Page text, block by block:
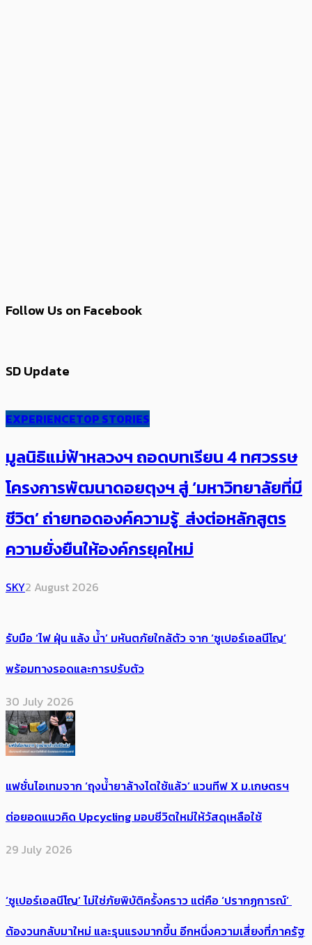
Follow Us on Facebook
SD Update
EXPERIENCETOP STORIES
มูลนิธิแม่ฟ้าหลวงฯ ถอดบทเรียน 4 ทศวรรษ
โครงการพัฒนาดอยตุงฯ สู่ ‘มหาวิทยาลัยที่มี
ชีวิต’ ถ่ายทอดองค์ความรู้ ส่งต่อหลักสูตร
ความยั่งยืนให้องค์กรยุคใหม่
SKY2 August 2026
รับมือ ‘ไฟ ฝุ่น แล้ง น้ำ’ มหันตภัยใกล้ตัว จาก ‘ซูเปอร์เอลนีโญ’
พร้อมทางรอดและการปรับตัว
30 July 2026
แฟชั่นไอเทมจาก ‘ถุงน้ำยาล้างไตใช้แล้ว’ แวนทีฟ X ม.เกษตรฯ
ต่อยอดแนวคิด Upcycling มอบชีวิตใหม่ให้วัสดุเหลือใช้
29 July 2026
‘ซูเปอร์เอลนีโญ’ ไม่ใช่ภัยพิบัติครั้งคราว แต่คือ ‘ปรากฏการณ์’ ​
ต้อง​วนกลับมาใหม่ และรุนแรงมากขึ้น อีกหนึ่งความเสี่ยงที่ภาครัฐ